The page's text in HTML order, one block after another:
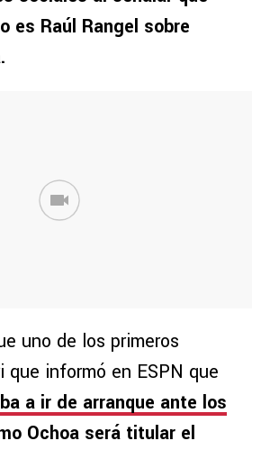
es Raúl Rangel sobre
uno de los primeros
que informó en ESPN que
a ir de arranque ante los
Ochoa será titular el